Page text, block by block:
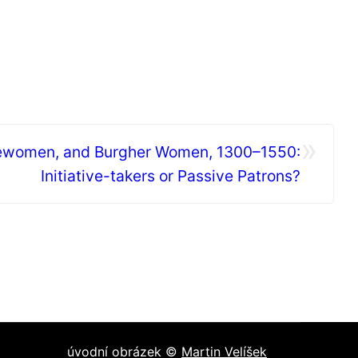
and Burgher Women, 1300–1550:
Initiative-takers or Passive Patrons?
úvodní obrázek © Martin Velíšek